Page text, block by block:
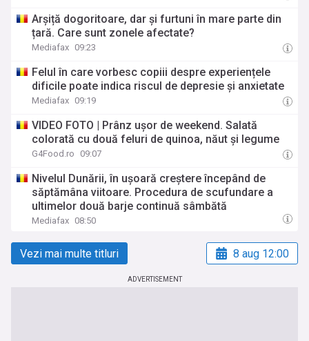
Arșiță dogoritoare, dar și furtuni în mare parte din
țară. Care sunt zonele afectate?
Mediafax 09:23
Felul în care vorbesc copiii despre experiențele
dificile poate indica riscul de depresie și anxietate
Mediafax 09:19
VIDEO FOTO | Prânz ușor de weekend. Salată
colorată cu două feluri de quinoa, năut și legume
G4Food.ro 09:07
Nivelul Dunării, în ușoară creștere începând de
săptămâna viitoare. Procedura de scufundare a
ultimelor două barje continuă sâmbătă
Mediafax 08:50
Vezi mai multe titluri 8 aug 12:00
ADVERTISEMENT